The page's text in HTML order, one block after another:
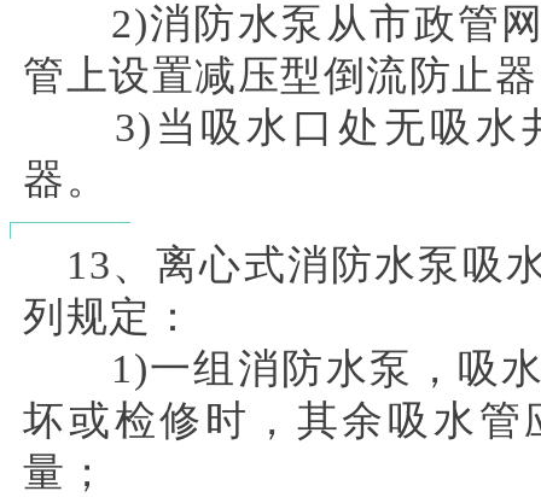
2)消防水泵从市政管网
管上设置减压型倒流防止
3)当吸水口处无吸水
器。
13、离心式消防水泵吸
列规定：
1)一组消防水泵，吸水
坏或检修时，其余吸水
量；